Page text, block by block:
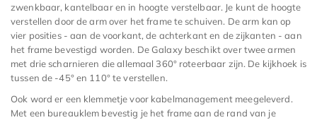
zwenkbaar, kantelbaar en in hoogte verstelbaar. Je kunt de hoogte
verstellen door de arm over het frame te schuiven. De arm kan op
vier posities - aan de voorkant, de achterkant en de zijkanten - aan
het frame bevestigd worden. De Galaxy beschikt over twee armen
met drie scharnieren die allemaal 360° roteerbaar zijn. De kijkhoek is
tussen de -45° en 110° te verstellen.
Ook word er een klemmetje voor kabelmanagement meegeleverd.
Met een bureauklem bevestig je het frame aan de rand van je